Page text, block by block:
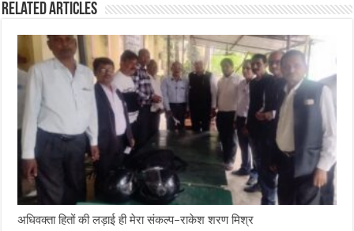
o
o
k
r
A
p
p
Related Articles
अधिवक्ता हितों की लड़ाई ही मेरा संकल्प–राकेश शरण मिश्र